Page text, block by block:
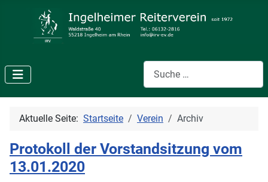
Suchen
Aktuelle Seite: Startseite Verein Archiv
Protokoll der Vorstandsitzung vom
13.01.2020